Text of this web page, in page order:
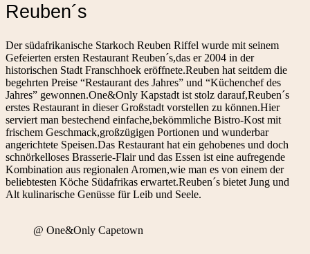
Reuben´s
Der südafrikanische Starkoch Reuben Riffel wurde mit seinem
Gefeierten ersten Restaurant Reuben´s,das er 2004 in der
historischen Stadt Franschhoek eröffnete.Reuben hat seitdem die
begehrten Preise “Restaurant des Jahres” und “Küchenchef des
Jahres” gewonnen.One&Only Kapstadt ist stolz darauf,Reuben´s
erstes Restaurant in dieser Großstadt vorstellen zu können.Hier
serviert man bestechend einfache,bekömmliche Bistro-Kost mit
frischem Geschmack,großzügigen Portionen und wunderbar
angerichtete Speisen.Das Restaurant hat ein gehobenes und doch
schnörkelloses Brasserie-Flair und das Essen ist eine aufregende
Kombination aus regionalen Aromen,wie man es von einem der
beliebtesten Köche Südafrikas erwartet.Reuben´s bietet Jung und
Alt kulinarische Genüsse für Leib und Seele.
@ One&Only Capetown